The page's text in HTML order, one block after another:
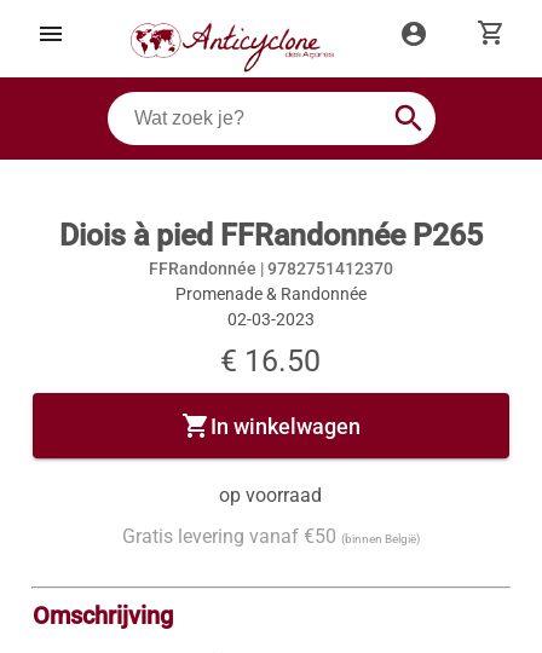
menu account_circle shopping_cart
search
Diois à pied FFRandonnée P265
FFRandonnée |9782751412370
Promenade & Randonnée
02-03-2023
€ 16.50
shopping_cartIn winkelwagen
op voorraad
Gratis levering vanaf €50 (binnen België)
Omschrijving